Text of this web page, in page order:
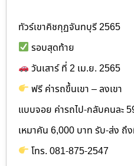
ทัวร์เขาคิชกุฏจันทบุรี 2565
รอบสุดท้าย
วันเสาร์ ที่ 2 เม.ย. 2565
ฟรี ค่ารถขึ้นเขา – ลงเขา
แบบจอย ค่ารถไป-กลับคนละ
เหมาคัน 6,000 บาท รับ-ส่ง ถึ
โทร. 081-875-2547